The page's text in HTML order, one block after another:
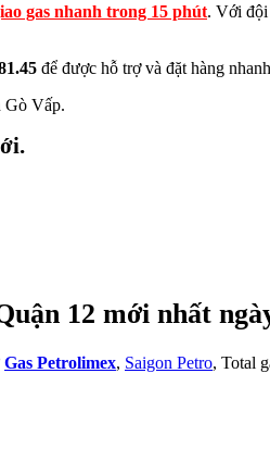
gas nhanh trong 15 phút. Với đội
để được hỗ trợ và đặt hàng
Gò Vấp.
12 mới nhất
Gas Petrolimex, Saigon Petro, Total